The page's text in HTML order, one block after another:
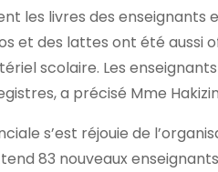
les livres des enseignants
et des lattes ont été aussi
scolaire. Les
a précisé Mme
s’est réjouie de
83 nouveaux